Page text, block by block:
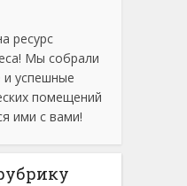
ресурс
Мы собрали
и успешные
помещений
ими с вами!